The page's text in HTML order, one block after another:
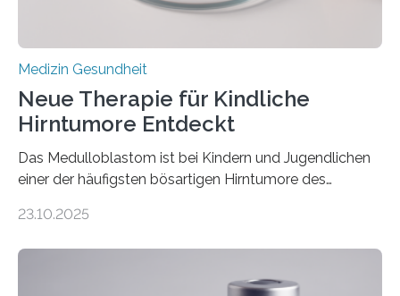
Medizin Gesundheit
Neue Therapie für Kindliche
Hirntumore Entdeckt
Das Medulloblastom ist bei Kindern und Jugendlichen
einer der häufigsten bösartigen Hirntumore des
Betroffenen können mit heutigen Methoden geheilt
Dringend benötigt werden zielgerichtete Therapien, die
23.10.2025